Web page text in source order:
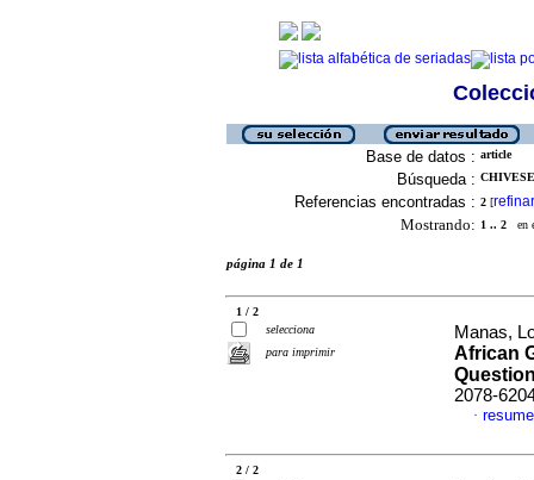
Base de datos : article
Búsqueda :
Referencias encontradas : 2 [refinar
Mostrando: 1 .. 2 en
página 1 de 1
1 / 2
selecciona
para imprimir
Manas,
African
2078-
·
2 / 2